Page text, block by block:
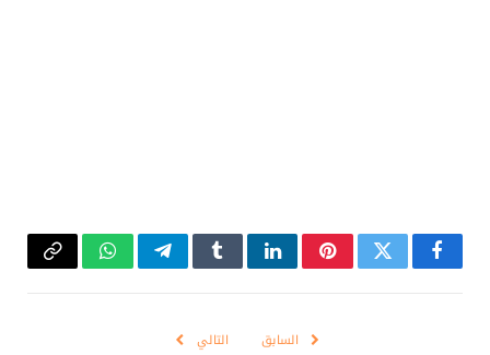
فيسبوكتويتر بينتيريستلينكدإنTumblrتيلقرامواتسابCopy
السابق التالي